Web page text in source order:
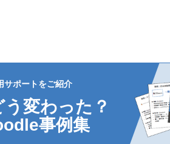
サポートをご紹介
変わった？
事例集